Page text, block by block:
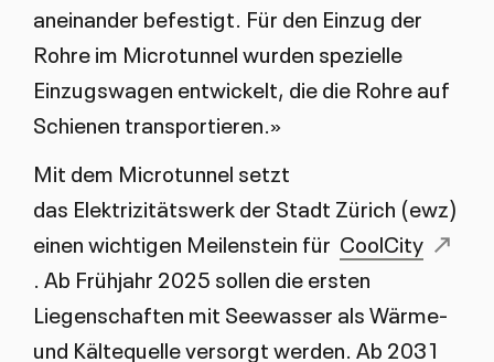
aneinander befestigt. Für den Einzug der
Rohre im Microtunnel wurden spezielle
Einzugswagen entwickelt, die die Rohre auf
Schienen transportieren.»
Mit dem Microtunnel setzt
das Elektrizitätswerk der Stadt Zürich (ewz)
einen wichtigen Meilenstein für CoolCity
. Ab Frühjahr 2025 sollen die ersten
Liegenschaften mit Seewasser als Wärme-
und Kältequelle versorgt werden. Ab 2031